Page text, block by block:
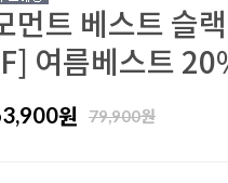
먼트 베스트 슬
여름베스트
원 79,900원